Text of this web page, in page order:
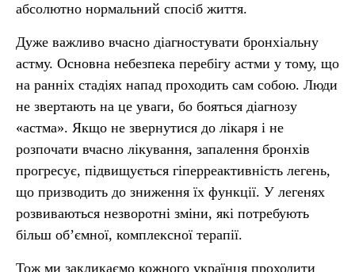
абсолютно нормальний спосіб життя.
Дуже важливо вчасно діагностувати бронхіальну
астму. Основна небезпека перебігу астми у тому, що
на ранніх стадіях напад проходить сам собою. Люди
не звертають на це уваги, бо бояться діагнозу
«астма». Якщо не звернутися до лікаря і не
розпочати вчасно лікування, запалення бронхів
прогресує, підвищується гіперреактивність легень,
що призводить до зниження їх функції. У легенях
розвиваються незворотні зміни, які потребують
більш об’ємної, комплексної терапії.
Тож ми закликаємо кожного українця проходити